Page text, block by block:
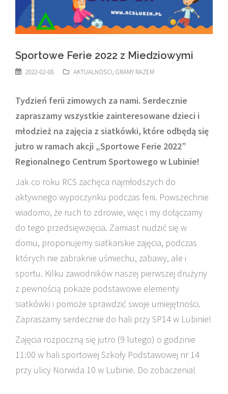
Sportowe Ferie 2022 z Miedziowymi
2022-02-08 AKTUALNOŚCI, GRAMY RAZEM
Tydzień ferii zimowych za nami. Serdecznie
zapraszamy wszystkie zainteresowane dzieci i
młodzież na zajęcia z siatkówki, które odbędą się
jutro w ramach akcji „Sportowe Ferie 2022”
Regionalnego Centrum Sportowego w Lubinie!
Jak co roku RCS zachęca najmłodszych do
aktywnego wypoczynku podczas ferii. Powszechnie
wiadomo, że ruch to zdrowie, więc i my dołączamy
do tego przedsięwzięcia. Zamiast nudzić się w
domu, proponujemy siatkarskie zajęcia, podczas
których nie zabraknie uśmiechu, zabawy, ale i
sportu. Kilku zawodników naszej pierwszej drużyny
z pewnością pokaże podstawowe elementy
siatkówki i pomoże sprawdzić swoje umiejętności.
Zapraszamy serdecznie do hali przy SP14 w Lubinie!
Zajęcia rozpoczną się jutro (9 lutego) o godzinie
11:00 w hali sportowej Szkoły Podstawowej nr 14
przy ulicy Norwida 10 w Lubinie. Do zobaczenia!